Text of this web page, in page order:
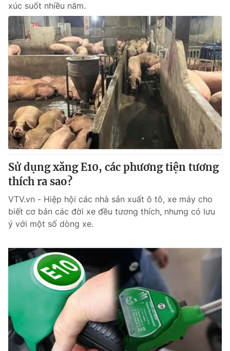
xúc suốt nhiều năm.
Sử dụng xăng E10, các phương tiện tương
thích ra sao?
VTV.vn - Hiệp hội các nhà sản xuất ô tô, xe máy cho
biết cơ bản các đời xe đều tương thích, nhưng có lưu
ý với một số dòng xe.